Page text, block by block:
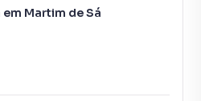
Martim de Sá